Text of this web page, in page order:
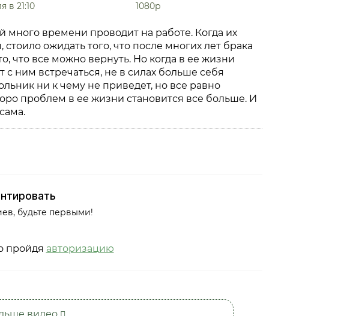
в 21:10 1080р
много времени проводит на работе. Когда их
ожидать того, что после многих лет брака
что все можно вернуть. Но когда в ее жизни
ним встречаться, не в силах больше себя
ни к чему не приведет, но все равно
проблем в ее жизни становится все больше. И
будьте первыми!
пройдя авторизацию